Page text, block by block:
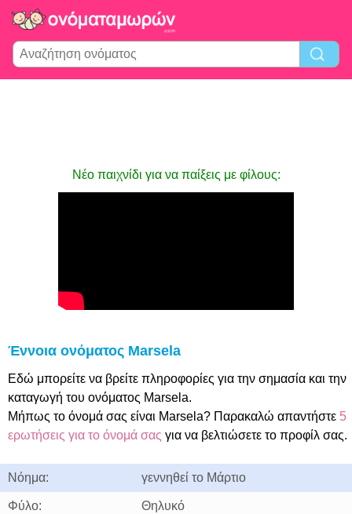
Νέο παιχνίδι για να παίξεις με φίλους:
Έννοια ονόματος Marsela
Εδώ μπορείτε να βρείτε πληροφορίες για την σημασία και την
καταγωγή του ονόματος Marsela.
Μήπως το όνομά σας είναι Marsela? Παρακαλώ απαντήστε 5
ερωτήσεις για το όνομά σας για να βελτιώσετε το προφίλ σας.
Νόημα: γεννηθεί το Μάρτιο
Φύλο: Θηλυκό